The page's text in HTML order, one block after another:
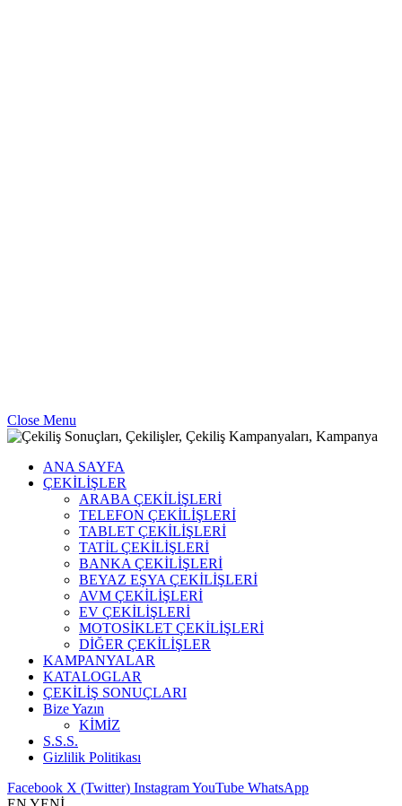
Close Menu
ANA SAYFA
ÇEKİLİŞLER
ARABA ÇEKİLİŞLERİ
TELEFON ÇEKİLİŞLERİ
TABLET ÇEKİLİŞLERİ
TATİL ÇEKİLİŞLERİ
BANKA ÇEKİLİŞLERİ
BEYAZ EŞYA ÇEKİLİŞLERİ
AVM ÇEKİLİŞLERİ
EV ÇEKİLİŞLERİ
MOTOSİKLET ÇEKİLİŞLERİ
DİĞER ÇEKİLİŞLER
KAMPANYALAR
KATALOGLAR
ÇEKİLİŞ SONUÇLARI
Bize Yazın
KİMİZ
S.S.S.
Gizlilik Politikası
Facebook X (Twitter) InstagramYouTube WhatsApp